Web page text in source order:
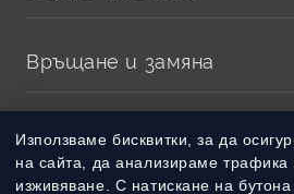
Използваме бисквитки, за да
на сайта, да анализираме
изживяване. С натискане на
Връщане и замяна
Методи на плащане